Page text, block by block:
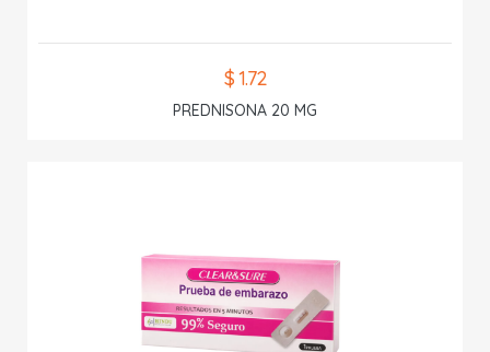
$ 1.72
PREDNISONA 20 MG